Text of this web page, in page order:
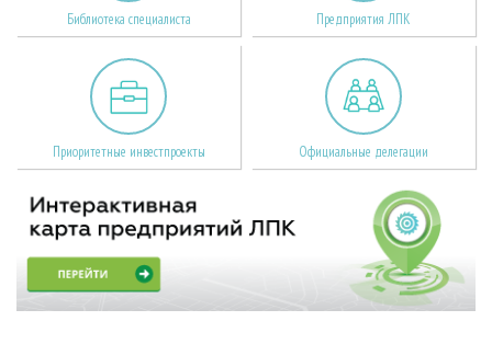
Библиотека специалиста Предприятия ЛПК
Приоритетные инвестпроекты Официальные делегации